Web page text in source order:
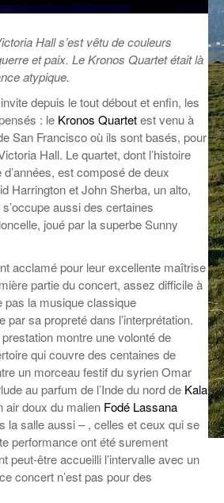
EN BOIS
Hall s’est vêtu de couleurs
et paix. Le Kronos Quartet était là
atypique.
depuis le tout débout et enfin, les
: le Kronos Quartetest venu à
San Francisco où ils sont basés, pour
Hall. Le quartet, dont l’histoire
d’années, est composé de deux
Harrington et John Sherba, un alto,
aussi des certaines
joué par la superbe Sunny
acclamé pour leur excellente maîtrise
partie du concert, assez difficile à
pas la musique classique
par sa propreté dans l’interprétation.
montre une volonté de
qui couvre des centaines de
un morceau festif du syrien Omar
au parfum de l’Inde du nord de Kala
air doux du malien Fodé Lassana
la salle aussi – , celles et ceux qui se
performance ont été surement
peut-être accueilli l’intervalle avec un
concert n’est pas pour des